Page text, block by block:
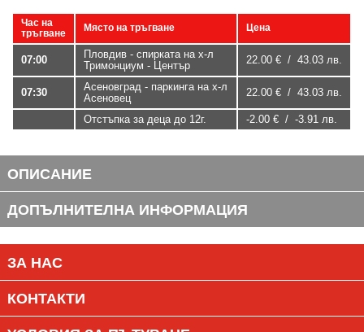
Час на
тръгване
Място на тръгване Цена
07:00
Пловдив - спирката на х-л
Тримонциум - Център
22.00 € / 43.03 лв.
07:30
Асеновград - паркинга на х-л
Асеновец
22.00 € / 43.03 лв.
Отстъпка за деца до 12г. -2.00 € / -3.91 лв.
ОПИСАНИЕ
ДОПЪЛНИТЕЛНА ИНФОРМАЦИЯ
ЗА НАС
КОНТАКТИ